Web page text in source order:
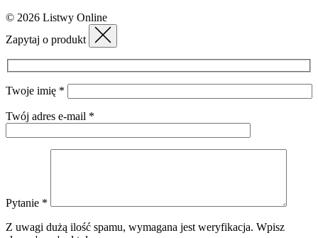
© 2026 Listwy Online
Zapytaj o produkt
Twoje imię *
Twój adres e-mail *
Pytanie *
Z uwagi dużą ilość spamu, wymagana jest weryfikacja. Wpisz